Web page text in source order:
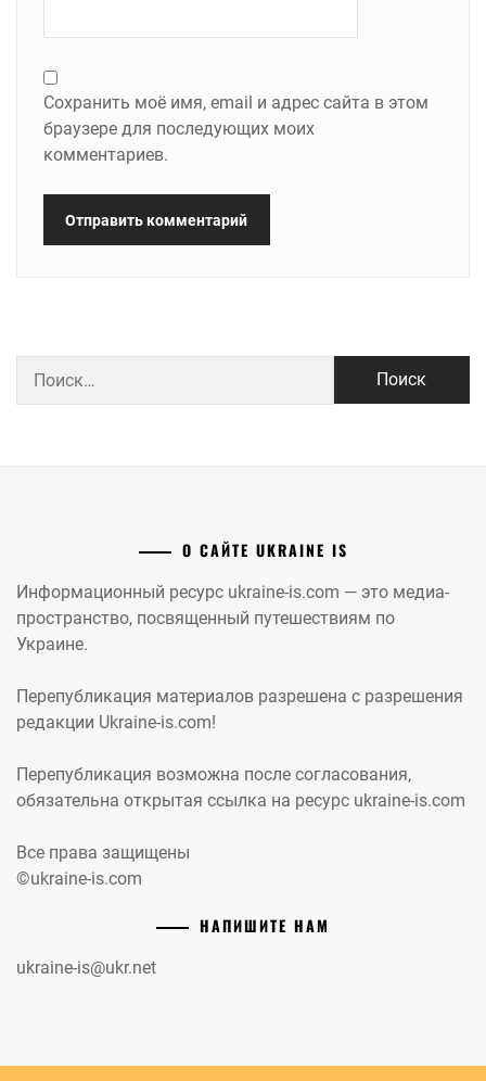
Сохранить моё имя, email и адрес сайта в этом
браузере для последующих моих
комментариев.
О САЙТЕ UKRAINE IS
Информационный ресурс ukraine-is.com — это медиа-
пространство, посвященный путешествиям по
Украине.
Перепубликация материалов разрешена с разрешения
редакции Ukraine-is.com!
Перепубликация возможна после согласования,
обязательна открытая ссылка на ресурс ukraine-is.com
Все права защищены
©ukraine-is.com
НАПИШИТЕ НАМ
ukraine-is@ukr.net